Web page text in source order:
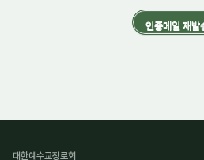
대한예수교장로회